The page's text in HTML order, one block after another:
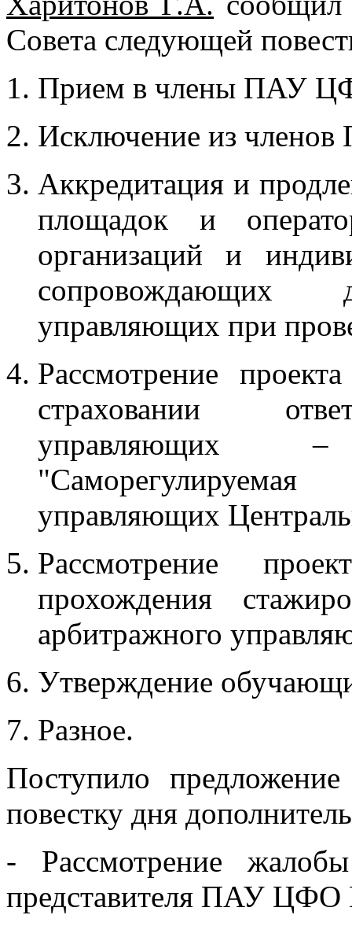
Совета следующей
Прием в члены ПАУ
Исключение из
Аккредитация и
площадок и
организаций и
сопровождающих
управляющих при
Рассмотрение
страховании
управляющих
управляющих
Рассмотрение
прохождения
арбитражного
Утверждение
Разное.
Поступило
повестку дня
- Рассмотрение
представителя ПАУ